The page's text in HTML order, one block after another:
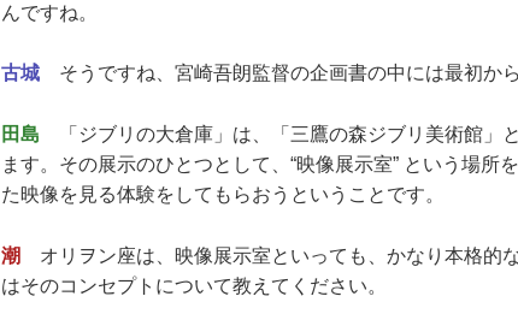
んですね。
古城 そうですね、宮崎吾朗監督の企画書の中には最初から
田島 「ジブリの大倉庫」は、「三鷹の森ジブリ美術館」
ます。その展示のひとつとして、“映像展示室” という場所
た映像を見る体験をしてもらおうということです。
潮
オリヲン座は、映像展示室といっても、かなり本格的
はそのコンセプトについて教えてください。